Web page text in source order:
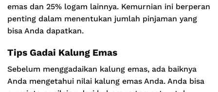
emas dan 25% logam lainnya. Kemurnian ini berperan
penting dalam menentukan jumlah pinjaman yang
bisa Anda dapatkan.
Tips Gadai Kalung Emas
Sebelum menggadaikan kalung emas, ada baiknya
Anda mengetahui nilai kalung emas Anda. Anda bisa